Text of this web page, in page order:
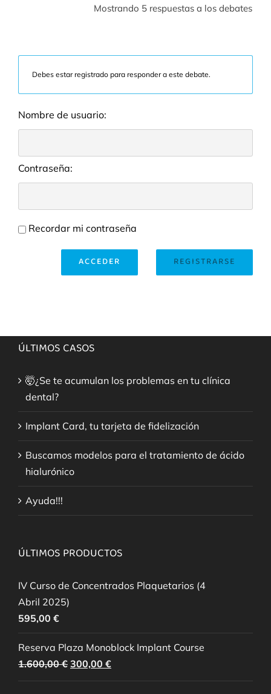
Mostrando 5 respuestas a los debates
Debes estar registrado para responder a este debate.
Nombre de usuario:
Contraseña:
Recordar mi contraseña
REGISTRARSE
ACCEDER
ÚLTIMOS CASOS
🤯¿Se te acumulan los problemas en tu clínica
dental?
Implant Card, tu tarjeta de fidelización
Buscamos modelos para el tratamiento de ácido
hialurónico
Ayuda!!!
ÚLTIMOS PRODUCTOS
IV Curso de Concentrados Plaquetarios (4
Abril 2025)
595,00 €
Reserva Plaza Monoblock Implant Course
1.600,00€ El
precio
300,00 €El
precio